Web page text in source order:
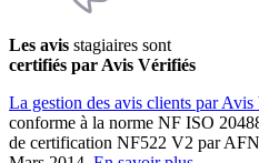
Les avis stagiaires sont
certifiés par Avis Vérifiés
La gestion des avis clients par
conforme à la norme NF ISO
de certification NF522 V2 par